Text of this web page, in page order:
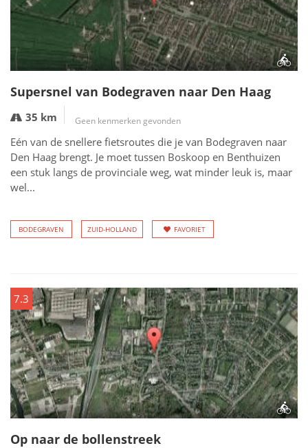
Supersnel van Bodegraven naar Den Haag
35 km Geen kenmerken gevonden
Eén van de snellere fietsroutes die je van Bodegraven naar
Den Haag brengt. Je moet tussen Boskoop en Benthuizen
een stuk langs de provinciale weg, wat minder leuk is, maar
wel...
BODEGRAVEN ZUID-HOLLAND FAVORIET
7.3
Op naar de bollenstreek